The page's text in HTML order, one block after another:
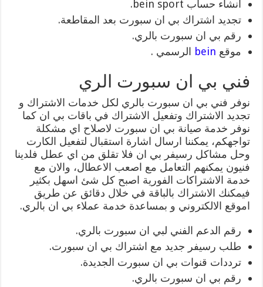
انشاء حساب bein sport.
تجديد اشتراك بي ان سبورت بعد المقاطعة.
رقم بي ان سبورت بالري.
موقع bein الرسمي .
فني بي ان سبورت الري
نوفر فني بي ان سبورت بالري لكل خدمات الاشتراك و
تجديد الاشتراك وتفعيل الاشتراك في باقات بي ان كما
نوفر خدمة صيانة بي ان سبورت لاصلاح اي مشكلة
تواجهكم، يمكننا ارسال اشارة استقبال لتفعيل الكارت
وحل مشاكل رسيفر بي ان فلا تقلق من اي عطل فلدينا
فنيون يمكنهم التعامل مع اصعب الاعطال، والان مع
خدمة الاشتراكات الفورية اصبح كل شئ اسهل بكثير
فيمكنك الاشتراك بالباقة في خلال دقائق عن طريق
اموقع الالكتروني و بمساعدة خدمة عملاء بي ان بالري.
رقم الدعم الفني لبي ان سبورت بالري.
طلب رسيفر جديد مع اشتراك بي ان سبورت.
ترددات قنوات بي ان سبورت الجديدة.
رقم بي ان سبورت بالري.